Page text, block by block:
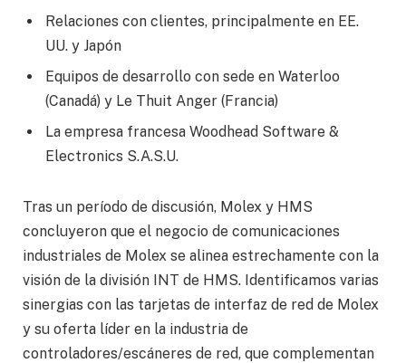
Relaciones con clientes, principalmente en EE.
UU. y Japón
Equipos de desarrollo con sede en Waterloo
(Canadá) y Le Thuit Anger (Francia)
La empresa francesa Woodhead Software &
Electronics S.A.S.U.
Tras un período de discusión, Molex y HMS
concluyeron que el negocio de comunicaciones
industriales de Molex se alinea estrechamente con la
visión de la división INT de HMS. Identificamos varias
sinergias con las tarjetas de interfaz de red de Molex
y su oferta líder en la industria de
controladores/escáneres de red, que complementan